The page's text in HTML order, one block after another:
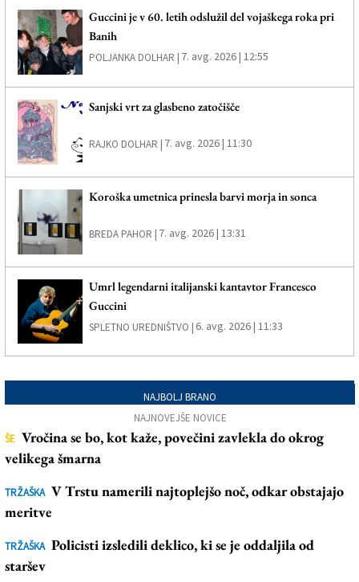
Guccini je v 60. letih odslužil del vojaškega roka pri
Banih
POLJANKA DOLHAR | 7. avg. 2026 | 12:55
Sanjski vrt za glasbeno zatočišče
RAJKO DOLHAR | 7. avg. 2026 | 11:30
Koroška umetnica prinesla barvi morja in sonca
BREDA PAHOR | 7. avg. 2026 | 13:31
Umrl legendarni italijanski kantavtor Francesco
Guccini
SPLETNO UREDNIŠTVO | 6. avg. 2026 | 11:33
NAJBOLJ BRANO
NAJNOVEJŠE NOVICE
ŠE Vročina se bo, kot kaže, povečini zavlekla do okrog
velikega šmarna
TRŽAŠKA V Trstu namerili najtoplejšo noč, odkar obstajajo
meritve
TRŽAŠKA Policisti izsledili deklico, ki se je oddaljila od
staršev